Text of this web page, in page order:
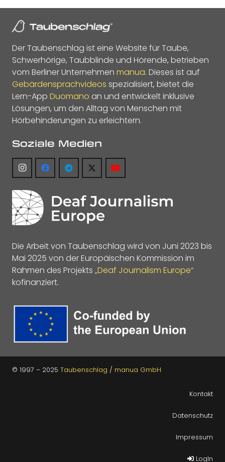
Der Taubenschlag ist eine Website für Taube,
Schwerhörige, Taubblinde und Hörende, betrieben
vom Berliner Unternehmen manua. Dieses ist auf
Gebärdensprachvideos spezialisiert, bietet die
Lern-App Duomano an und entwickelt inklusive
Lösungen, um den Alltag von Menschen mit
Hörbehinderungen zu erleichtern.
Soziale Medien
Die Arbeit von Taubenschlag wird von Juni 2023 bis
Mai 2025 von der Europäischen Kommission im
Rahmen des Projekts „Deaf Journalism Europe“
kofinanziert.
© 1997 – 2025 Taubenschlag / manua GmbH
Kontakt
Datenschutz
Impressum
LogIn